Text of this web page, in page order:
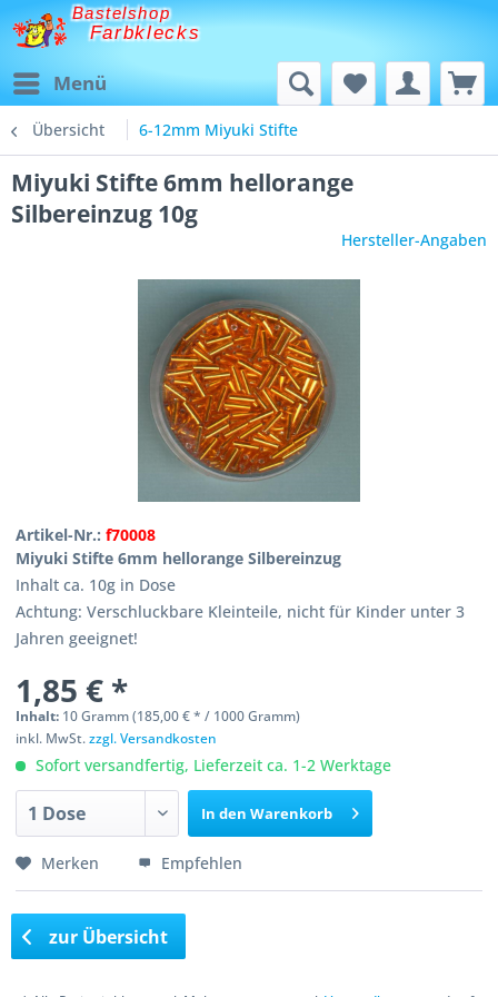
Bastelshop
Farbklecks
Menü
Übersicht 6-12mm Miyuki Stifte
Miyuki Stifte 6mm hellorange
Silbereinzug 10g
Hersteller-Angaben
Artikel-Nr.:f70008
Miyuki Stifte 6mm hellorange Silbereinzug
Inhalt ca. 10g in Dose
Achtung: Verschluckbare Kleinteile, nicht für Kinder unter 3
Jahren geeignet!
1,85 € *
Inhalt: 10 Gramm (185,00 € * / 1000 Gramm)
inkl. MwSt.zzgl. Versandkosten
Sofort versandfertig, Lieferzeit ca. 1-2 Werktage
In den Warenkorb
Merken Empfehlen
zur Übersicht